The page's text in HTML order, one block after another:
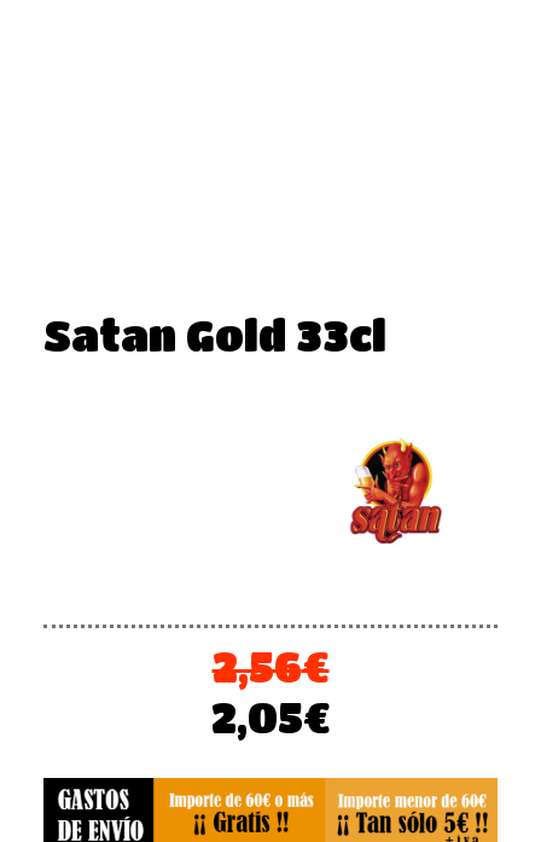
Satan Gold 33cl
2,56€
El
precio
original
2,05€El
precio
actual